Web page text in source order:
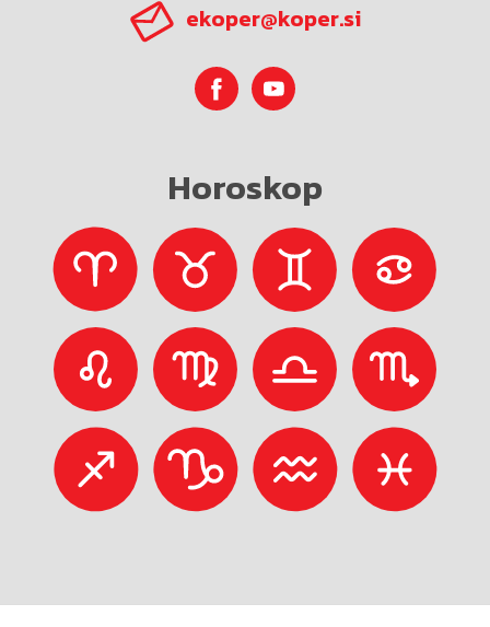
ekoper@koper.si
Horoskop